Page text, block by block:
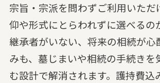
宗旨・宗派を問わずご利用いただ
仰や形式にとらわれずに選べるの
継承者がいない、将来の相続が心
みも、墓じまいや相続の手続きを
む設計で解消されます。護持費込